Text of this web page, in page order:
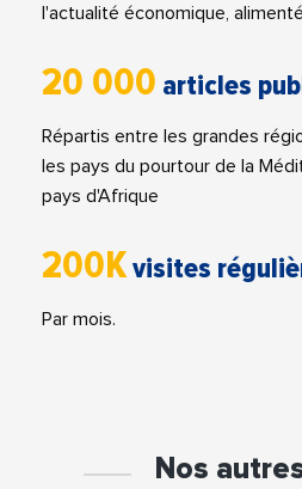
l'actualité économique,
20 000 articles
Répartis entre les grandes
les pays du pourtour de la
pays d'Afrique
200Kvisites
Par mois.
Nos